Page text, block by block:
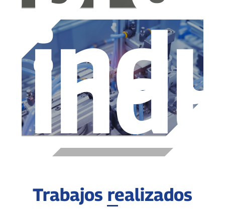
Trabajos realizados